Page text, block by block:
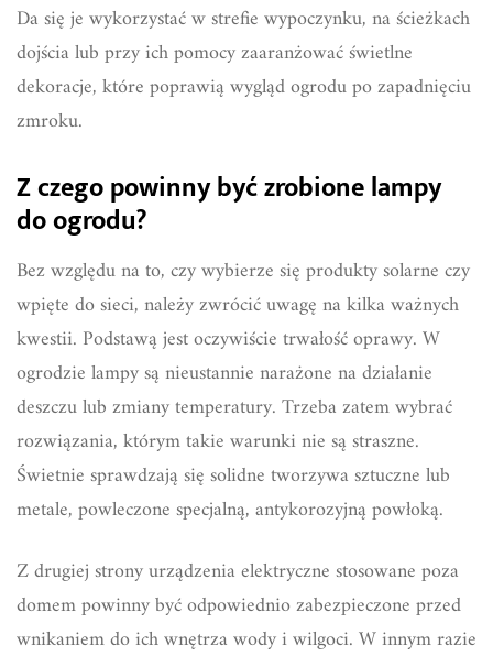
Da się je wykorzystać w strefie wypoczynku, na ścieżkach
dojścia lub przy ich pomocy zaaranżować świetlne
dekoracje, które poprawią wygląd ogrodu po zapadnięciu
zmroku.
Z czego powinny być zrobione lampy
do ogrodu?
Bez względu na to, czy wybierze się produkty solarne czy
wpięte do sieci, należy zwrócić uwagę na kilka ważnych
kwestii. Podstawą jest oczywiście trwałość oprawy. W
ogrodzie lampy są nieustannie narażone na działanie
deszczu lub zmiany temperatury. Trzeba zatem wybrać
rozwiązania, którym takie warunki nie są straszne.
Świetnie sprawdzają się solidne tworzywa sztuczne lub
metale, powleczone specjalną, antykorozyjną powłoką.
Z drugiej strony urządzenia elektryczne stosowane poza
domem powinny być odpowiednio zabezpieczone przed
wnikaniem do ich wnętrza wody i wilgoci. W innym razie